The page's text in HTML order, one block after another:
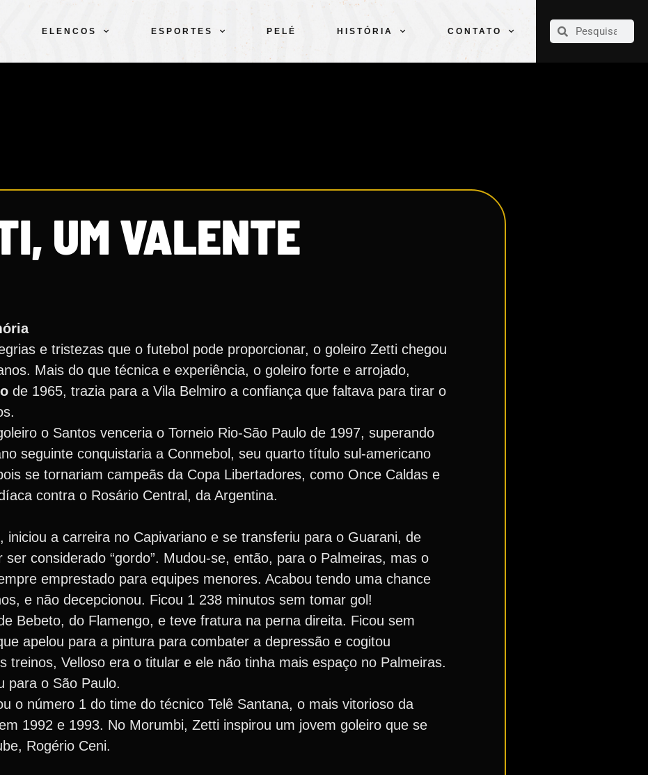
ELENCOS ESPORTES PELÉ HISTÓRIA CONTATO
CLUBE
UM VALENTE
e tristezas que o futebol pode proporcionar, o goleiro Zetti chegou
Mais do que técnica e experiência, o goleiro forte e arrojado,
de 1965, trazia para a Vila Belmiro a confiança que faltava para tirar o
o Santos venceria o Torneio Rio-São Paulo de 1997, superando
seguinte conquistaria a Conmebol, seu quarto título sul-americano
se tornariam campeãs da Copa Libertadores, como Once Caldas e
contra o Rosário Central, da Argentina.
iniciou a carreira no Capivariano e se transferiu para o Guarani, de
considerado “gordo”. Mudou-se, então, para o Palmeiras, mas o
emprestado para equipes menores. Acabou tendo uma chance
e não decepcionou. Ficou 1 238 minutos sem tomar gol!
Bebeto, do Flamengo, e teve fratura na perna direita. Ficou sem
apelou para a pintura para combater a depressão e cogitou
treinos, Velloso era o titular e ele não tinha mais espaço no Palmeiras.
para o São Paulo.
o número 1 do time do técnico Telê Santana, o mais vitorioso da
1992 e 1993. No Morumbi, Zetti inspirou um jovem goleiro que se
Rogério Ceni.